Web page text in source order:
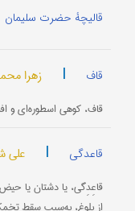
قالیچۀ حضرت سلیمان
قاف | زهرا
قاف، کوهی اسطوره‌ای و
قاعدگی | علی
قاعِدِگی، یا دشتان یا
از بلوغ، به‌سبب سقط